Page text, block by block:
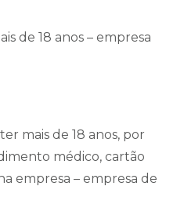
de 18 anos – empresa
mais de 18 anos, por
médico, cartão
empresa – empresa de